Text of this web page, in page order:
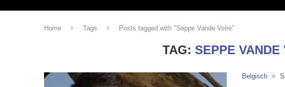
Home Tags Posts tagged with "Seppe Vande Veire"
TAG: SEPPE VANDE
Belgisch